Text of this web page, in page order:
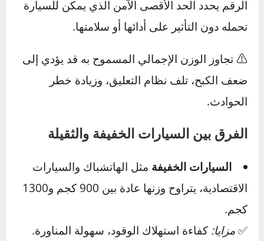
الوزن الإجمالي:
في ذلك الركاب، الأمتعة، وأي حمولة إضافية. هذا
الرقم يحدد الحد الأقصى الآمن الذي يمكن للسيارة
ضعف الكبح، تلف نظام التعليق، وزيادة خطر
الحوادث.
الفرق بين السيارات الخفيفة والثقيلة